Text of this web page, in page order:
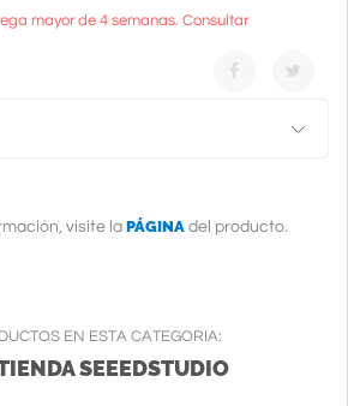
mayor de 4 semanas. Consultar
visite la PÁGINA del producto.
EN ESTA CATEGORIA:
SEEEDSTUDIO